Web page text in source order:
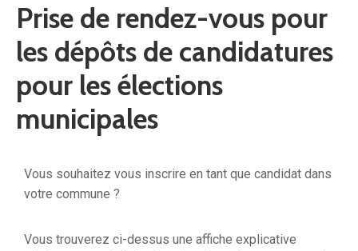
Prise de rendez-vous pour
les dépôts de candidatures
pour les élections
municipales
Vous souhaitez vous inscrire en tant que candidat dans
votre commune ?
Vous trouverez ci-dessus une affiche explicative